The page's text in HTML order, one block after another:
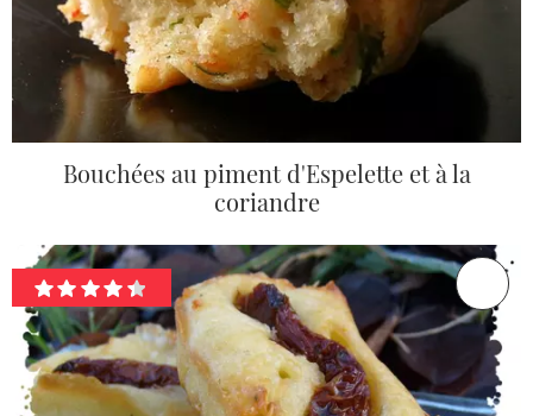
Bouchées au piment d'Espelette et à la
coriandre